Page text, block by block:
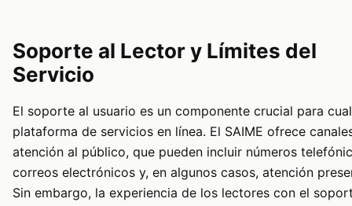
Soporte al Lector y Límites del
Servicio
El soporte al usuario es un componente crucial para
plataforma de servicios en línea. El SAIME ofrece
atención al público, que pueden incluir números
correos electrónicos y, en algunos casos, atención
Sin embargo, la experiencia de los lectores con el